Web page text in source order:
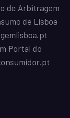
de Arbitragem
de Lisboa
Portal do